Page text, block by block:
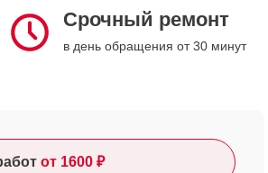
Срочный ремонт
в день обращения от 30 минут
от 1600 ₽